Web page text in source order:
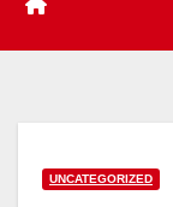
UNCATEGORIZED